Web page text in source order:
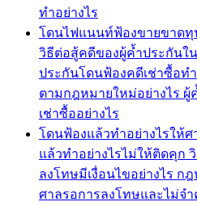
ทำอย่างไร
โดนไฟแนนท์ฟ้องขายขาดทุ
วิธีต่อสู้คดีของผู้ค้ำประกันใ
ประกันโดนฟ้องคดีเช่าซื้อท
ตามกฎหมายใหม่อย่างไร
เช่าซื้ออย่างไร
โดนฟ้องแล้วทำอย่างไรให้
แล้วทำอย่างไรไม่ให้ติดคุก
ลงโทษมีเงื่อนไขอย่างไร ก
ศาลรอการลงโทษและไม่จ